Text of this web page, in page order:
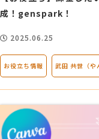
成！genspark！
2025.06.25
お役立ち情報 武田 共世（や